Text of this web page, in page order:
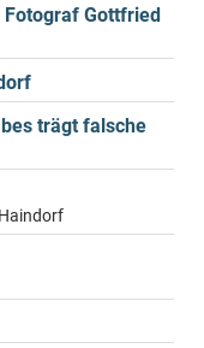
Gottfried
trägt falsche